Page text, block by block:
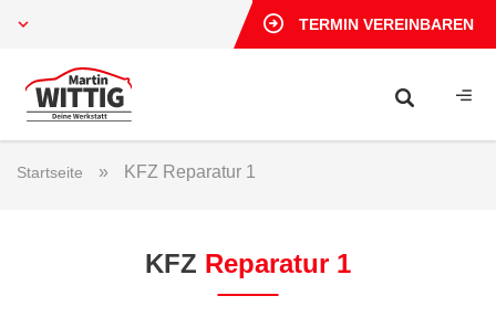
TERMIN VEREINBAREN
Startseite » KFZ Reparatur 1
KFZ Reparatur 1